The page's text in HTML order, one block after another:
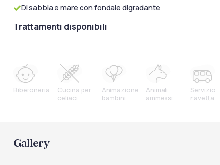
Di sabbia e mare con fondale digradante
Trattamenti disponibili
Biberoneria
Cucina per
celiaci
Animazione
bambini
Animali
ammessi
Servizio
navetta
Gallery